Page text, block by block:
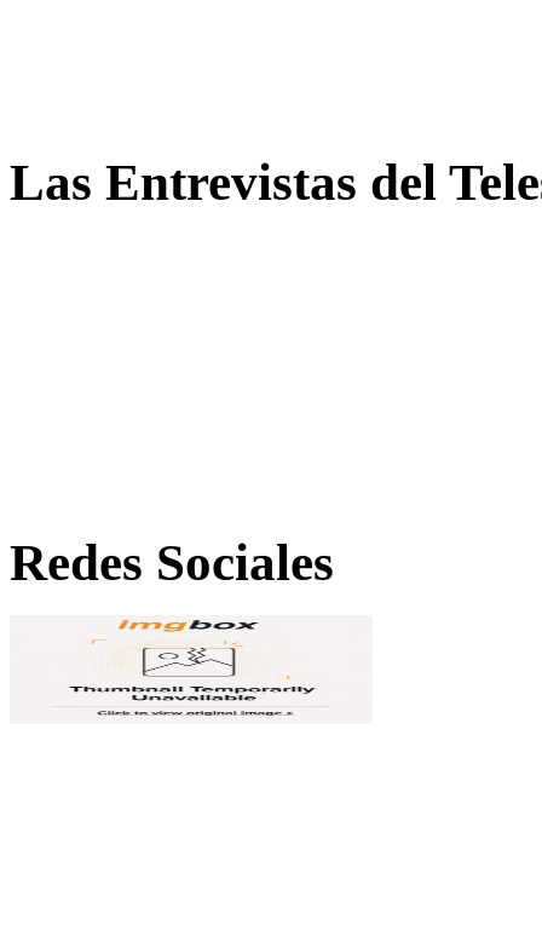
Las Entrevistas del
Redes Sociales